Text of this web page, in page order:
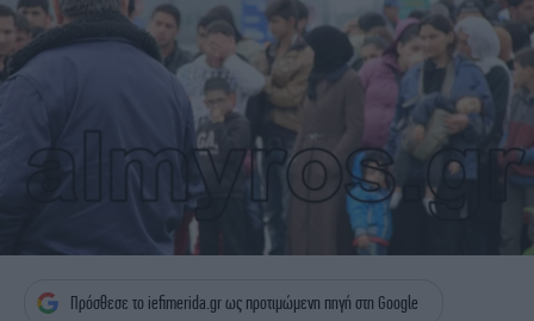
ΓΥΝΑΙΚΑ
ENGLISH EDITION
ΠΟΛΗ
STORIES
ΟΛΥΜΠΙΑΚΟΙ ΑΓΩΝΕΣ
GREEN
iAUTOKINITO
iBOOKS
ΖΩΔΙΑ
Πρόσθεσε το iefimerida.gr ως προτιμώμενη πηγή στη Google